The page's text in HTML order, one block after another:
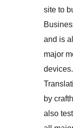
site to
and is
major
by
also